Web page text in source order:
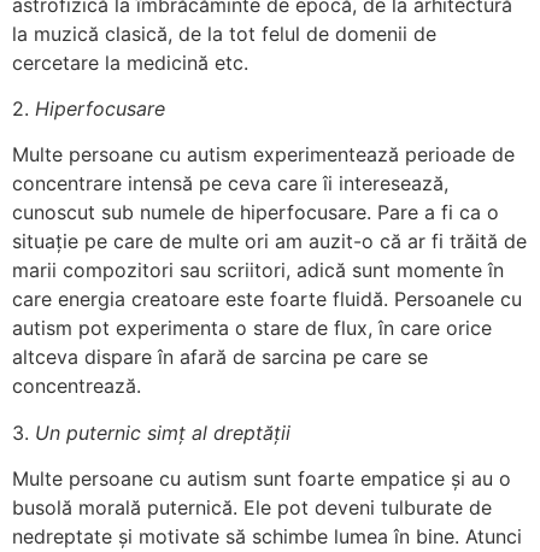
la muzică clasică, de la tot felul de domenii de
cercetare la medicină etc.
2. Hiperfocusare
Multe persoane cu autism experimentează perioade de
concentrare intensă pe ceva care îi interesează,
cunoscut sub numele de hiperfocusare. Pare a fi ca o
situație pe care de multe ori am auzit-o că ar fi trăită de
marii compozitori sau scriitori, adică sunt momente în
care energia creatoare este foarte fluidă. Persoanele cu
autism pot experimenta o stare de flux, în care orice
altceva dispare în afară de sarcina pe care se
concentrează.
3. Un puternic simț al dreptății
Multe persoane cu autism sunt foarte empatice și au o
busolă morală puternică. Ele pot deveni tulburate de
nedreptate și motivate să schimbe lumea în bine. Atunci